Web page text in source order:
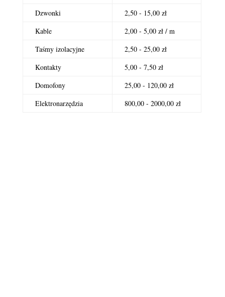
Dzwonki
2,50 - 15,00 zł
Kable
2,00 - 5,00 zł / m
Taśmy izolacyjne
2,50 - 25,00 zł
Kontakty
5,00 - 7,50 zł
Domofony
25,00 - 120,00 zł
Elektronarzędzia
800,00 - 2000,00 zł